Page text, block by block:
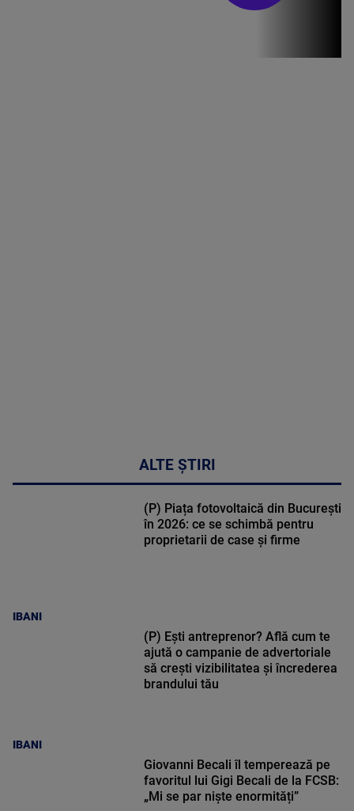
ALTE ȘTIRI
IBANI
(P) Piața fotovoltaică din București
în 2026: ce se schimbă pentru
proprietarii de case și firme
IBANI
(P) Ești antreprenor? Află cum te
ajută o campanie de advertoriale
să crești vizibilitatea și încrederea
brandului tău
Giovanni Becali îl temperează pe
favoritul lui Gigi Becali de la FCSB:
„Mi se par niște enormități”